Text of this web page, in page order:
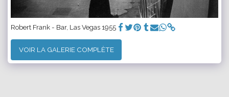
Robert Frank - Bar, Las Vegas 1955
VOIR LA GALERIE COMPLÈTE